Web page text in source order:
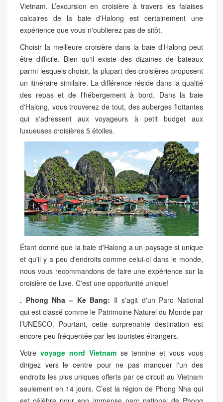
Vietnam. L’excursion en croisière à travers les falaises
calcaires de la baie d'Halong est certainement une
expérience que vous n'oublierez pas de sitôt.
Choisir la meilleure croisière dans la baie d'Halong peut
être difficile. Bien qu'il existe des dizaines de bateaux
parmi lesquels choisir, la plupart des croisières proposent
un itinéraire similaire. La différence réside dans la qualité
des repas et de l'hébergement à bord. Dans la baie
d'Halong, vous trouverez de tout, des auberges flottantes
qui s'adressent aux voyageurs à petit budget aux
luxueuses croisières 5 étoiles.
Étant donné que la baie d'Halong a un paysage si unique
et qu'il y a peu d'endroits comme celui-ci dans le monde,
nous vous recommandons de faire une expérience sur la
croisière de luxe. C'est une opportunité unique!
. Phong Nha – Ke Bang: Il s'agit d'un Parc National
qui est classé comme le Patrimoine Naturel du Monde par
l’UNESCO. Pourtant, cette surprenante destination est
encore peu fréquentée par les touristes étrangers.
Votre voyage nord Vietnamse termine et vous vous
dirigez vers le centre pour ne pas manquer l'un des
endroits les plus uniques offerts par ce circuit au Vietnam
seulement en 14 jours. C’est la région de Phong Nha qui